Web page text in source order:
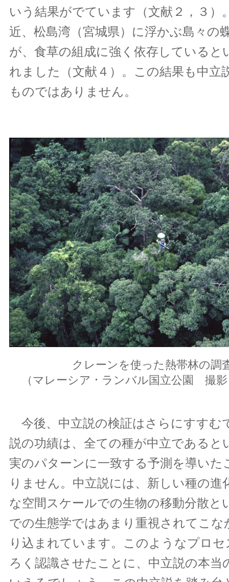
いう結果がでています（文献２，３）
近、松島湾（宮城県）に浮かぶ島々の
が、食草の組成に強く依存していると
れました（文献４）。この結果も中立
ものではありません。
クレーンを使った熱帯林の調
（マレーシア ･ ランバル国立公園 撮
今後、中立説の検証はさらにすすむ
説の功績は、全ての種が中立であると
実のパターンに一致する予測を導いた
りません。中立説には、新しい種の進
な空間スケールでの生物の移動分散と
での生態学ではあまり重視されてこな
り込まれています。このようなプロ
ろく認識させたことに、中立説の本当